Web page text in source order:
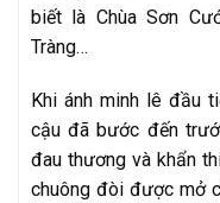
biết là Chùa Sơn
Tràng…
Khi ánh minh lê đầu
cậu đã bước đến
đau thương và khẩn
chuông đòi được mở